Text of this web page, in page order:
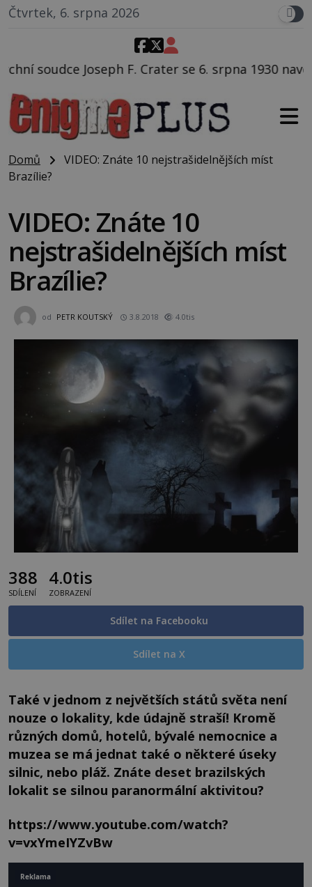
Čtvrtek, 6. srpna 2026
se 6. srpna 1930 navečeří ve své oblíbené
Domů
VIDEO: Znáte 10 nejstrašidelnějších míst
Brazílie?
VIDEO: Znáte 10
nejstrašidelnějších míst
Brazílie?
od PETR KOUTSKÝ 3.8.2018 4.0tis
388
SDÍLENÍ
4.0tis
ZOBRAZENÍ
Sdílet na Facebooku
Sdílet na X
Také v jednom z největších států světa není
nouze o lokality, kde údajně straší! Kromě
různých domů, hotelů, bývalé nemocnice a
muzea se má jednat také o některé úseky
silnic, nebo pláž. Znáte deset brazilských
lokalit se silnou paranormální aktivitou?
https://www.youtube.com/watch?
v=vxYmeIYZvBw
Reklama